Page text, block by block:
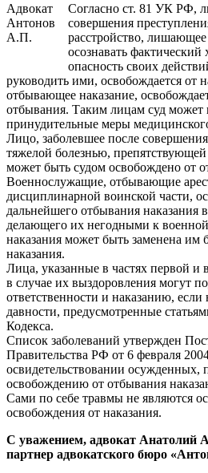
Адвокат
Антонов
А.П.
Согласно ст. 81 УК РФ,
совершения
расстройство,
осознавать
опасность своих
руководить ими, освобождается от
отбывающее наказание,
отбывания. Таким лицам суд может
принудительные меры
Лицо, заболевшее после
тяжелой болезнью,
может быть судом освобождено от
Военнослужащие, отбывающие
дисциплинарной воинской части,
дальнейшего отбывания наказания
делающего их негодными к
наказания может быть заменена им
наказания.
Лица, указанные в частях первой и
в случае их выздоровления могут
ответственности и наказанию, если
давности, предусмотренные
Кодекса.
Список заболеваний утвержден
Правительства РФ от 6 февраля
освидетельствовании осужденных,
освобождению от отбывания
Сами по себе травмы не являются
освобождения от наказания.
С уважением, адвокат Анатолий
партнер адвокатского бюро